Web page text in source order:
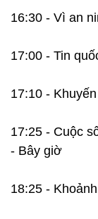
16:30 - Vì an
17:00 - Tin
17:10 -
17:25 - Cuộc
- Bây giờ
18:25 -